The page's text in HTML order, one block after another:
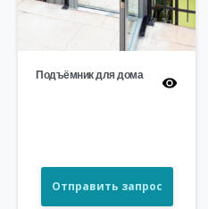
Подъёмник для дома
Отправить запрос